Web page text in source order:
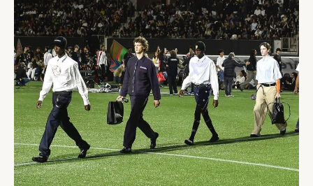
Estádio
do
Pacaembu